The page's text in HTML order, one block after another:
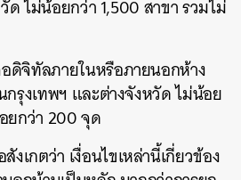
ด ไม่น้อยกว่า 1,500 สาขา รวมไม่
ดิจิทัลภายในหรือภายนอกห้าง
รุงเทพฯ และต่างจังหวัด ไม่น้อย
ยกว่า 200 จุด
งเกตว่า เงื่อนไขเหล่านี้เกี่ยวข้อง